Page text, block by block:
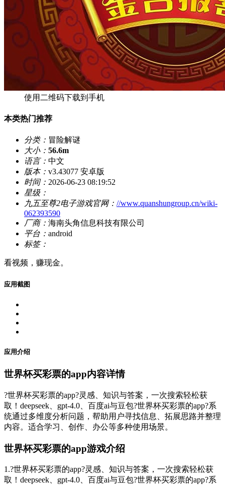
使用二维码下载到手机
本类热门推荐
分类： 冒险解谜
大小： 56.6m
语言： 中文
版本： v3.43077 安卓版
时间： 2026-06-23 08:19:52
星级：
九五至尊2电子游戏官网： //www.quanshungroup.cn/wiki-
062393590
厂商： 海南头角信息科技有限公司
平台： android
标签：
看视频，赚现金。
应用截图
应用介绍
世界杯买彩票的app内容详情
?世界杯买彩票的app?灵感、知识与答案，一次搜索轻松获
取！deepseek、gpt-4.0、百度ai与豆包?世界杯买彩票的app?系
统通过多维度分析问题，帮助用户寻找信息、拓展思路并整理
内容。适合学习、创作、办公等多种使用场景。
世界杯买彩票的app游戏介绍
1.?世界杯买彩票的app?灵感、知识与答案，一次搜索轻松获
取！deepseek、gpt-4.0、百度ai与豆包?世界杯买彩票的app?系